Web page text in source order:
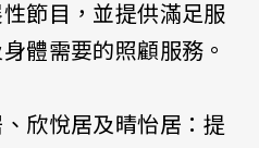
節目，並提供滿足服
體需要的照顧服務。
欣悅居及晴怡居：提